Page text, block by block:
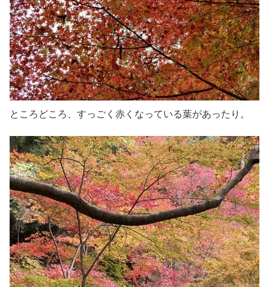
ところどころ、すっごく赤くなっている葉があったり。